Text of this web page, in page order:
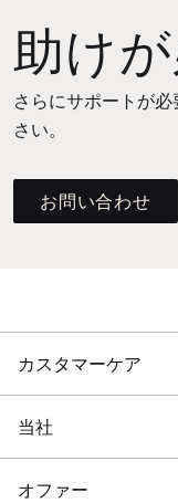
助け
さらにサポートが
さい。
お問い合わせ
カスタマーケア
当社
オファー